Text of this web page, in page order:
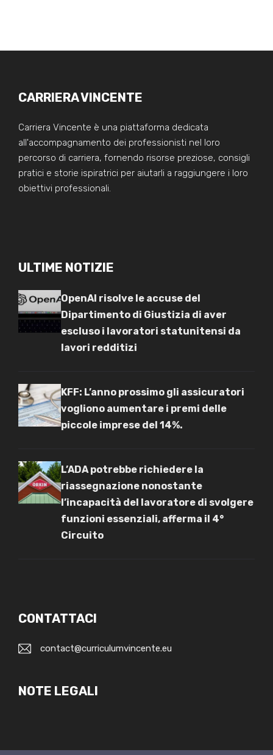
CARRIERA VINCENTE
Carriera Vincente è una piattaforma dedicata
all'accompagnamento dei professionisti nel loro
percorso di carriera, fornendo risorse preziose, consigli
pratici e storie ispiratrici per aiutarli a raggiungere i loro
obiettivi professionali.
ULTIME NOTIZIE
OpenAI risolve le accuse del
Dipartimento di Giustizia di aver
escluso i lavoratori statunitensi da
lavori redditizi
KFF: L’anno prossimo gli assicuratori
vogliono aumentare i premi delle
piccole imprese del 14%.
L’ADA potrebbe richiedere la
riassegnazione nonostante
l’incapacità del lavoratore di svolgere
funzioni essenziali, afferma il 4°
Circuito
CONTATTACI
contact@curriculumvincente.eu
NOTE LEGALI